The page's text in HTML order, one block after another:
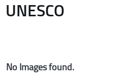
UNESCO
No Images found.